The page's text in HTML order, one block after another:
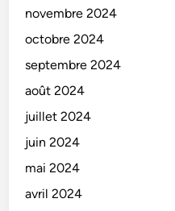
novembre 2024
octobre 2024
septembre 2024
août 2024
juillet 2024
juin 2024
mai 2024
avril 2024